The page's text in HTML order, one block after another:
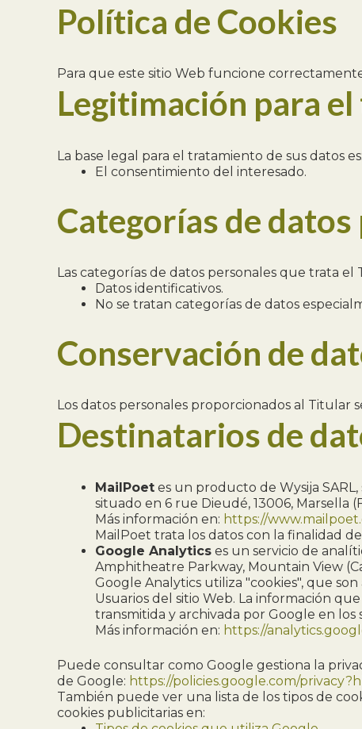
Política de Cookies
Para que este sitio Web funcione
Legitimación para
La base legal para el tratamiento de sus datos es:
El consentimiento del interesado.
Categorías de
Las categorías de datos personales que trata el
Datos identificativos.
No se tratan categorías de datos
Conservación de
Los datos personales proporcionados al Titular
Destinatarios de
MailPoet es un producto de Wysija
situado en 6 rue Dieudé, 13006, Marsella
Más información en: https://
MailPoet trata los datos con la finalidad
Google Analytics es un servicio de
Amphitheatre Parkway, Mountain View
Google Analytics utiliza "cookies", que
Usuarios del sitio Web. La información
transmitida y archivada por Google en los
Más información en: https://
Puede consultar como Google gestiona la
de Google: https://policies.google.com/
También puede ver una lista de los tipos de
cookies publicitarias en: